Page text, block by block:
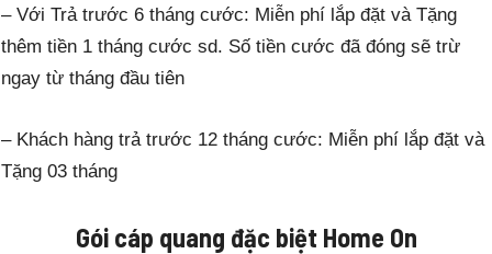
– Với Trả trước 6 tháng cước: Miễn phí lắp đặt và Tặng
thêm tiền 1 tháng cước sd. Số tiền cước đã đóng sẽ trừ
ngay từ tháng đầu tiên
– Khách hàng trả trước 12 tháng cước: Miễn phí lắp đặt và
Tặng 03 tháng
Gói cáp quang đặc biệt Home On